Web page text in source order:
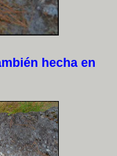
hecha en